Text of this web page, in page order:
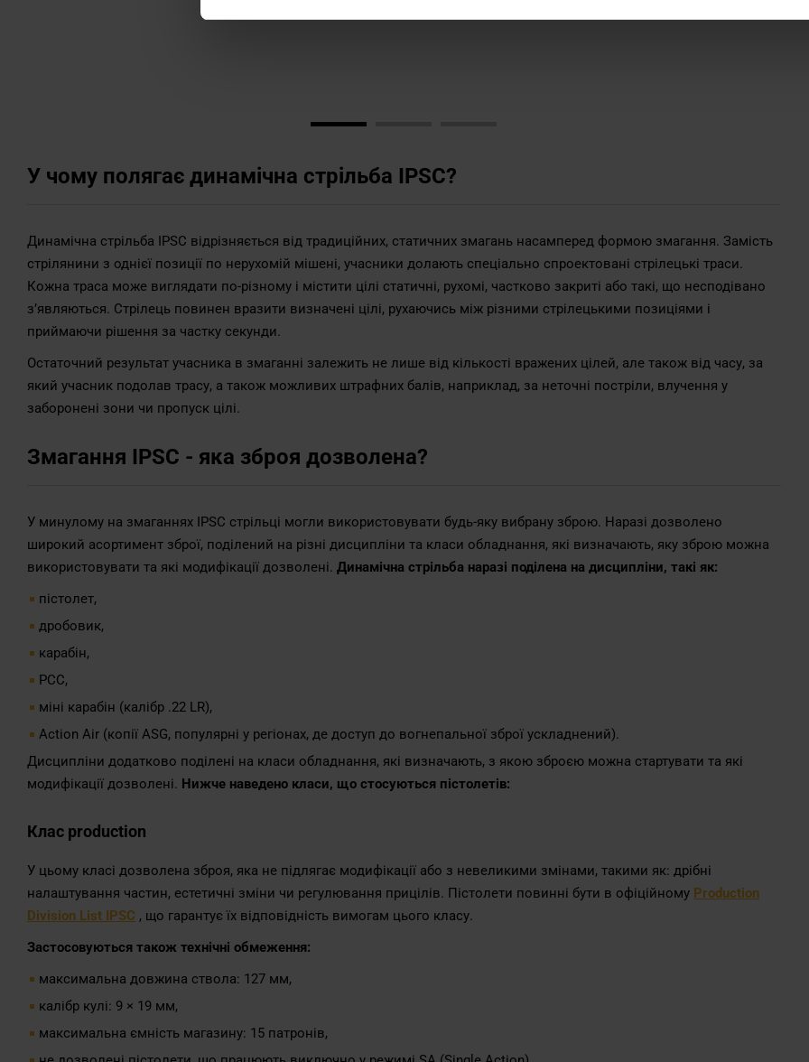
У чому полягає динамічна стрільба IPSC?
Динамічна стрільба IPSC відрізняється від традиційних, статичних змагань насамперед формою змагання. Замість
стрілянини з однієї позиції по нерухомій мішені, учасники долають спеціально спроектовані стрілецькі траси.
Кожна траса може виглядати по-різному і містити цілі статичні, рухомі, частково закриті або такі, що несподівано
з’являються. Стрілець повинен вразити визначені цілі, рухаючись між різними стрілецькими позиціями і
приймаючи рішення за частку секунди.
Остаточний результат учасника в змаганні залежить не лише від кількості вражених цілей, але також від часу, за
який учасник подолав трасу, а також можливих штрафних балів, наприклад, за неточні постріли, влучення у
заборонені зони чи пропуск цілі.
Змагання IPSC - яка зброя дозволена?
У минулому на змаганнях IPSC стрільці могли використовувати будь-яку вибрану зброю. Наразі дозволено
широкий асортимент зброї, поділений на різні дисципліни та класи обладнання, які визначають, яку зброю можна
використовувати та які модифікації дозволені. Динамічна стрільба наразі поділена на дисципліни, такі як:
пістолет,
дробовик,
карабін,
PCC,
міні карабін (калібр .22 LR),
Action Air (копії ASG, популярні у регіонах, де доступ до вогнепальної зброї ускладнений).
Дисципліни додатково поділені на класи обладнання, які визначають, з якою зброєю можна стартувати та які
модифікації дозволені. Нижче наведено класи, що стосуються пістолетів:
Клас production
У цьому класі дозволена зброя, яка не підлягає модифікації або з невеликими змінами, такими як: дрібні
налаштування частин, естетичні зміни чи регулювання прицілів. Пістолети повинні бути в офіційному Production
Division List IPSC , що гарантує їх відповідність вимогам цього класу.
Застосовуються також технічні обмеження:
максимальна довжина ствола: 127 мм,
калібр кулі: 9 × 19 мм,
максимальна ємність магазину: 15 патронів,